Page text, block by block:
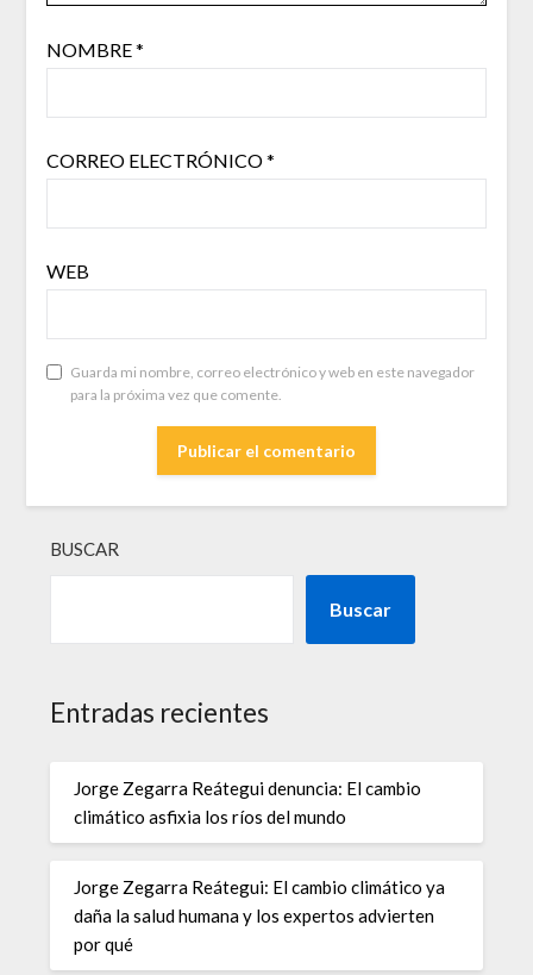
NOMBRE*
CORREO ELECTRÓNICO*
WEB
Guarda mi nombre, correo electrónico y web en este navegador
para la próxima vez que comente.
BUSCAR
Buscar
Entradas recientes
Jorge Zegarra Reátegui denuncia: El cambio
climático asfixia los ríos del mundo
Jorge Zegarra Reátegui: El cambio climático ya
daña la salud humana y los expertos advierten
por qué